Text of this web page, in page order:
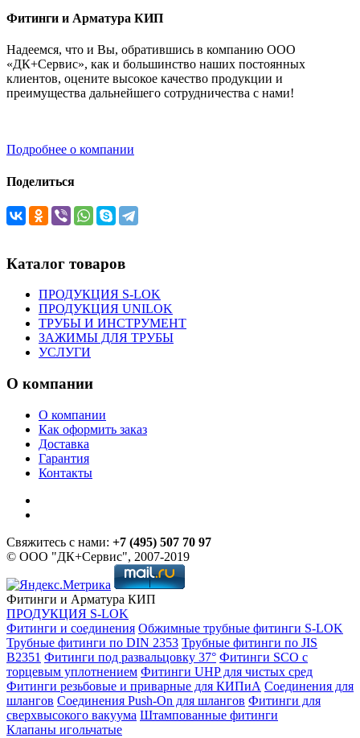
Фитинги и Арматура КИП
Надеемся, что и Вы, обратившись в компанию ООО
«ДК+Сервис», как и большинство наших постоянных
клиентов, оцените высокое качество продукции и
преимущества дальнейшего сотрудничества с нами!
Подробнее о компании
Поделиться
Каталог товаров
ПРОДУКЦИЯ S-LOK
ПРОДУКЦИЯ UNILOK
ТРУБЫ И ИНСТРУМЕНТ
ЗАЖИМЫ ДЛЯ ТРУБЫ
УСЛУГИ
О компании
О компании
Как оформить заказ
Доставка
Гарантия
Контакты
Свяжитесь с нами: +7 (495) 507 70 97
© ООО "ДК+Сервис", 2007-2019
Фитинги и Арматура КИП
ПРОДУКЦИЯ S-LOK
Фитинги и соединения Обжимные трубные фитинги S-LOK
Трубные фитинги по DIN 2353 Трубные фитинги по JIS
B2351 Фитинги под развальцовку 37° Фитинги SCO с
торцевым уплотнением Фитинги UHP для чистых сред
Фитинги резьбовые и приварные для КИПиА Соединения для
шлангов Соединения Push-On для шлангов Фитинги для
сверхвысокого вакуума Штампованные фитинги
Клапаны игольчатые